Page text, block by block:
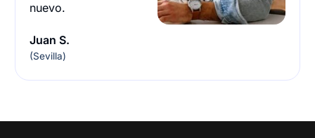
nuevo.
Juan S.
(Sevilla)